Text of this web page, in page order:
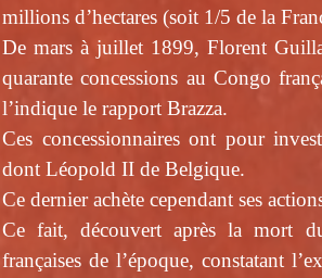
millions d’hectares (soit 1/5 de la
De mars à juillet 1899, Florent
quarante concessions au Congo
l’indique le rapport Brazza.
Ces concessionnaires ont pour
dont Léopold II de Belgique.
Ce dernier achète cependant ses
Ce fait, découvert après la mort
françaises de l’époque, constatant